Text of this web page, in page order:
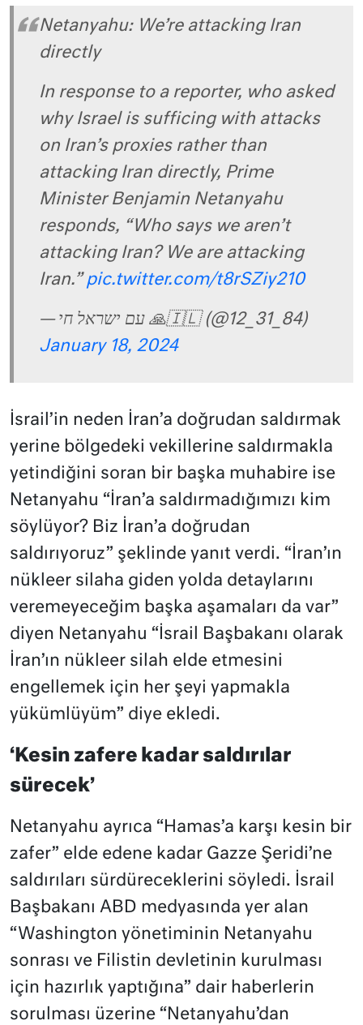
Netanyahu: We’re attacking Iran
directly
In response to a reporter, who asked
why Israel is sufficing with attacks
on Iran’s proxies rather than
attacking Iran directly, Prime
Minister Benjamin Netanyahu
responds, “Who says we aren’t
attacking Iran? We are attacking
Iran.”pic.twitter.com/t8rSZiy210
— עם ישראל חי 🙏🇮🇱 (@12_31_84)
January 18, 2024
İsrail’in neden İran’a doğrudan saldırmak
yerine bölgedeki vekillerine saldırmakla
yetindiğini soran bir başka muhabire ise
Netanyahu “İran’a saldırmadığımızı kim
söylüyor? Biz İran’a doğrudan
saldırıyoruz” şeklinde yanıt verdi. “İran’ın
nükleer silaha giden yolda detaylarını
veremeyeceğim başka aşamaları da var”
diyen Netanyahu “İsrail Başbakanı olarak
İran’ın nükleer silah elde etmesini
engellemek için her şeyi yapmakla
yükümlüyüm” diye ekledi.
‘Kesin zafere kadar saldırılar
sürecek’
Netanyahu ayrıca “Hamas’a karşı kesin bir
zafer” elde edene kadar Gazze Şeridi’ne
saldırıları sürdüreceklerini söyledi. İsrail
Başbakanı ABD medyasında yer alan
“Washington yönetiminin Netanyahu
sonrası ve Filistin devletinin kurulması
için hazırlık yaptığına” dair haberlerin
sorulması üzerine “Netanyahu’dan